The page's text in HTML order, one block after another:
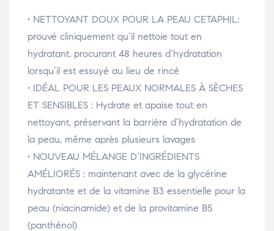
• NETTOYANT DOUX POUR LA PEAU CETAPHIL:
prouvé cliniquement qu’il nettoie tout en
hydratant, procurant 48 heures d’hydratation
lorsqu’il est essuyé au lieu de rincé
• IDÉAL POUR LES PEAUX NORMALES À SÈCHES
ET SENSIBLES : Hydrate et apaise tout en
nettoyant, préservant la barrière d’hydratation de
la peau, même après plusieurs lavages
• NOUVEAU MÉLANGE D’INGRÉDIENTS
AMÉLIORÉS : maintenant avec de la glycérine
hydratante et de la vitamine B3 essentielle pour la
peau (niacinamide) et de la provitamine B5
(panthénol)